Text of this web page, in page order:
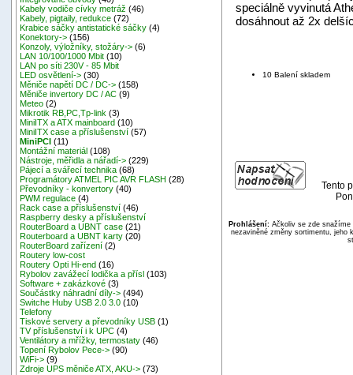
Kabely vodiče cívky metráž (46)
Kabely, pigtaily, redukce (72)
Krabice sáčky antistatické sáčky (4)
Konektory-> (156)
Konzoly, výložníky, stožáry-> (6)
LAN 10/100/1000 Mbit (10)
LAN po síti 230V - 85 Mbit
LED osvětlení-> (30)
Měniče napětí DC / DC-> (158)
Měniče invertory DC / AC (9)
Meteo (2)
Mikrotik RB,PC,Tp-link (3)
MiniITX a ATX mainboard (10)
MiniITX case a příslušenství (57)
MiniPCI (11)
Montážní materiál (108)
Nástroje, měřidla a nářadí-> (229)
Pájecí a svářecí technika (68)
Programátory ATMEL PIC AVR FLASH (28)
Převodníky - konvertory (40)
PWM regulace (4)
Rack case a příslušenství (46)
Raspberry desky a příslušenství
RouterBoard a UBNT case (21)
Routerboard a UBNT karty (20)
RouterBoard zařízení (2)
Routery low-cost
Routery Opti Hi-end (16)
Rybolov zavážecí lodička a přísl (103)
Software + zakázkové (3)
Součástky náhradní díly-> (494)
Switche Huby USB 2.0 3.0 (10)
Telefony
Tiskové servery a převodníky USB (1)
TV příslušenství i k UPC (4)
Ventilátory a mřížky, termostaty (46)
Topení Rybolov Pece-> (90)
WiFi-> (9)
Zdroje UPS měniče ATX, AKU-> (73)
speciálně vyvinutá
dosáhnout až 2x
10 Balení skladem
Tento
Prohlášení:Ačkoliv se zde snažíme
nezaviněné změny sortimentu, jeho